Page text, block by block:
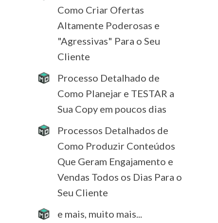
Como Criar Ofertas
Altamente Poderosas e
"Agressivas" Para o Seu
Cliente
Processo Detalhado de
Como Planejar e TESTAR a
Sua Copy em poucos dias
Processos Detalhados de
Como Produzir Conteúdos
Que Geram Engajamento e
Vendas Todos os Dias Para o
Seu Cliente
e mais, muito mais...